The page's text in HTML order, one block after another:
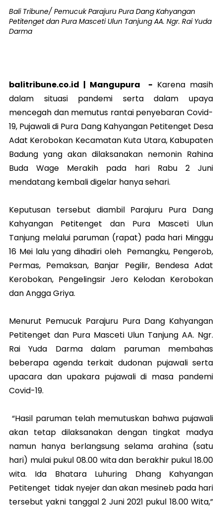
Bali Tribune/ Pemucuk Parajuru Pura Dang Kahyangan
Petitenget dan Pura Masceti Ulun Tanjung AA. Ngr. Rai Yuda
Darma
balitribune.co.id | Mangupura - Karena masih
dalam situasi pandemi serta dalam upaya
mencegah dan memutus rantai penyebaran Covid-
19, Pujawali di Pura Dang Kahyangan Petitenget Desa
Adat Kerobokan Kecamatan Kuta Utara, Kabupaten
Badung yang akan dilaksanakan nemonin Rahina
Buda Wage Merakih pada hari Rabu 2 Juni
mendatang kembali digelar hanya sehari.
Keputusan tersebut diambil Parajuru Pura Dang
Kahyangan Petitenget dan Pura Masceti Ulun
Tanjung melalui paruman (rapat) pada hari Minggu
16 Mei lalu yang dihadiri oleh Pemangku, Pengerob,
Permas, Pemaksan, Banjar Pegilir, Bendesa Adat
Kerobokan, Pengelingsir Jero Kelodan Kerobokan
dan Angga Griya.
Menurut Pemucuk Parajuru Pura Dang Kahyangan
Petitenget dan Pura Masceti Ulun Tanjung AA. Ngr.
Rai Yuda Darma dalam paruman membahas
beberapa agenda terkait dudonan pujawali serta
upacara dan upakara pujawali di masa pandemi
Covid-19.
“Hasil paruman telah memutuskan bahwa pujawali
akan tetap dilaksanakan dengan tingkat madya
namun hanya berlangsung selama arahina (satu
hari) mulai pukul 08.00 wita dan berakhir pukul 18.00
wita. Ida Bhatara Luhuring Dhang Kahyangan
Petitenget tidak nyejer dan akan mesineb pada hari
tersebut yakni tanggal 2 Juni 2021 pukul 18.00 Wita,”